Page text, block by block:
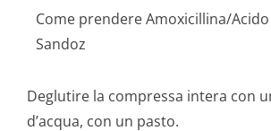
Come prendere Amoxicillina/
Sandoz
Deglutire la compressa intera con
d’acqua, con un pasto.